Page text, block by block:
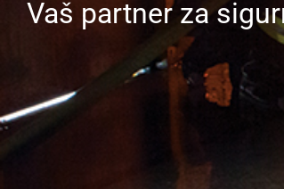
Vaš partner za